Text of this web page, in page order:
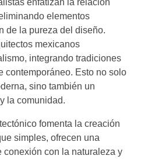
elementos
de la pureza del diseño.
mexicanos
integrando tradiciones
contemporáneo. Esto no solo
sino también un
la comunidad.
fomenta la creación
simples, ofrecen una
conexión con la naturaleza y